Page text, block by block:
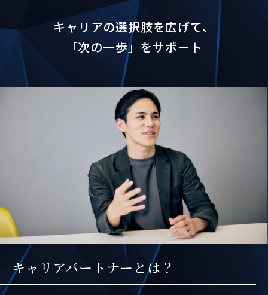
キャリアの選択肢を広げて、
「次の一歩」をサポート
キャリアパートナーとは？